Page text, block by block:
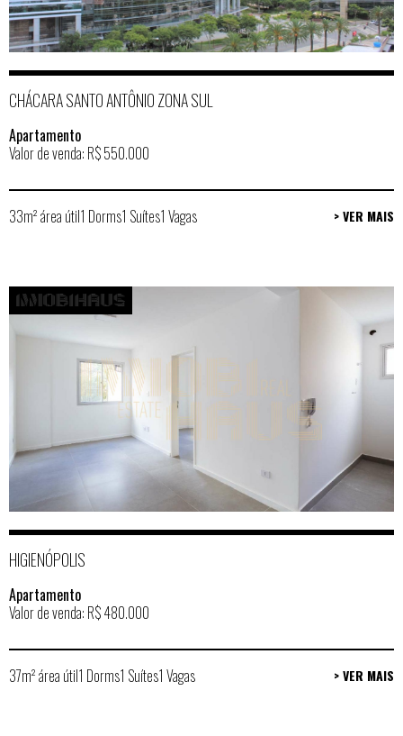
CHÁCARA SANTO ANTÔNIO ZONA SUL
Apartamento
Valor de venda: R$ 550.000
33m² área útil1 Dorms1 Suítes1 Vagas > VER MAIS
HIGIENÓPOLIS
Apartamento
Valor de venda: R$ 480.000
37m² área útil1 Dorms1 Suítes1 Vagas > VER MAIS